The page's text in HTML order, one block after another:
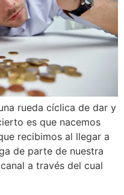
rueda cíclica de dar y
es que nacemos
recibimos al llegar a
de parte de nuestra
a través del cual